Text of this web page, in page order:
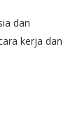
dan
kerja dan